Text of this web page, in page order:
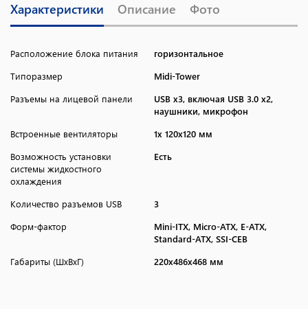
Характеристики Описание Фото
Расположение блока питания
горизонтальное
Типоразмер
Midi-Tower
Разъемы на лицевой панели
USB x3, включая USB 3.0 x2,
наушники, микрофон
Встроенные вентиляторы
1x 120x120 мм
Возможность установки
системы жидкостного
охлаждения
Есть
Количество разъемов USB
3
Форм-фактор
Mini-ITX, Micro-ATX, E-ATX,
Standard-ATX, SSI-CEB
Габариты (ШхВхГ)
220x486x468 мм